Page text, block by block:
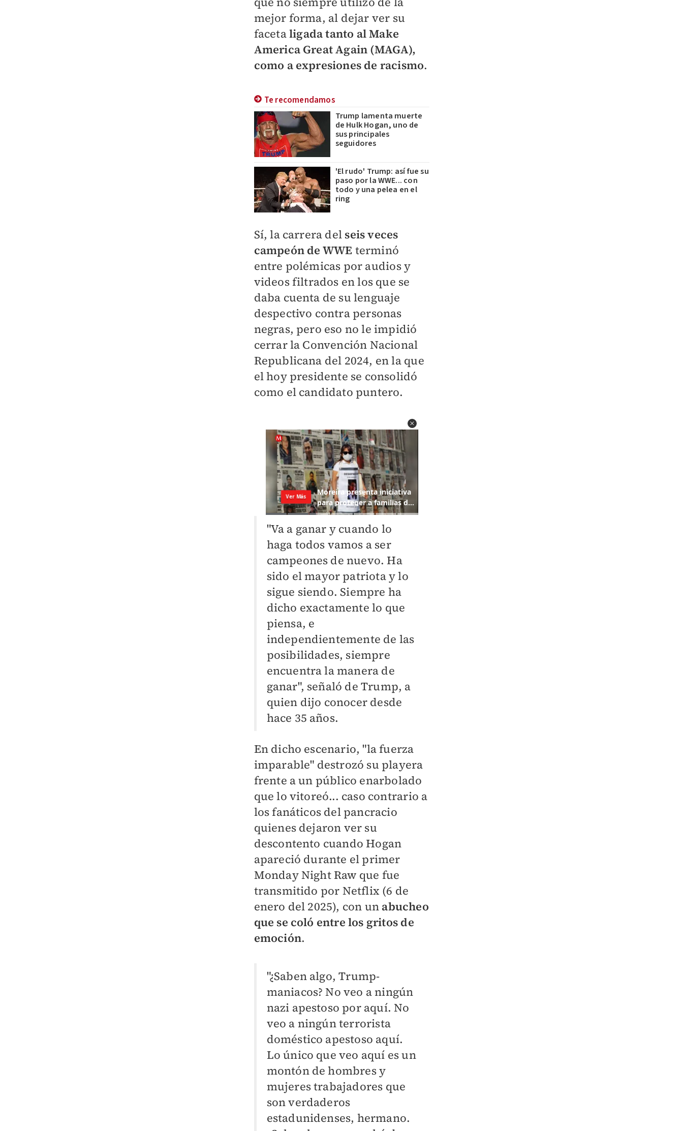
mejor forma, al dejar ver su
facetaligada tanto al Make
America Great Again (MAGA),
como a expresiones de racismo.
Te recomendamos
Trump lamenta muerte
de Hulk Hogan, uno de
sus principales
seguidores
'El rudo' Trump: así fue su
paso por la WWE... con
todo y una pelea en el
ring
Sí, la carrera del seis veces
campeón de WWE terminó
entre polémicas por audios y
videos filtrados en los que se
daba cuenta de su lenguaje
despectivo contra personas
negras, pero eso no le impidió
cerrar la Convención Nacional
Republicana del 2024, en la que
el hoy presidente se consolidó
como el candidato puntero.
"Va a ganar y cuando lo
haga todos vamos a ser
campeones de nuevo. Ha
sido el mayor patriota y lo
sigue siendo. Siempre ha
dicho exactamente lo que
piensa, e
independientemente de las
posibilidades, siempre
encuentra la manera de
ganar", señaló de Trump, a
quien dijo conocer desde
hace 35 años.
En dicho escenario, "la fuerza
imparable" destrozó su playera
frente a un público enarbolado
que lo vitoreó... caso contrario a
los fanáticos del pancracio
quienes dejaron ver su
descontento cuando Hogan
apareció durante el primer
Monday Night Raw que fue
transmitido por Netflix (6 de
enero del 2025), con un abucheo
que se coló entre los gritos de
emoción.
"¿Saben algo, Trump-
maniacos? No veo a ningún
nazi apestoso por aquí. No
veo a ningún terrorista
doméstico apestoso aquí.
Lo único que veo aquí es un
montón de hombres y
mujeres trabajadores que
son verdaderos
estadunidenses, hermano.